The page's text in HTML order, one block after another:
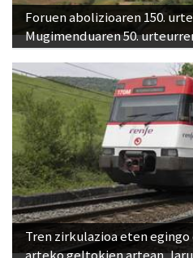
Foruen abolizioaren 150.
Mugimenduaren 50.
Tren zirkulazioa eten
arteko geltokien artean,